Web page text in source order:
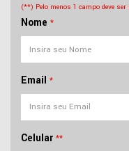
(**) Pelo menos 1 campo deve ser
Nome *
Email *
Celular **